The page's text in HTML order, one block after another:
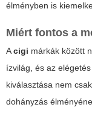
élményben is
Miért fontos a
Acigi márkák között
ízvilág, és az
kiválasztása nem
dohányzás